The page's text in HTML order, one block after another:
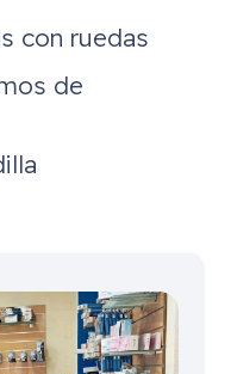
con ruedas
de